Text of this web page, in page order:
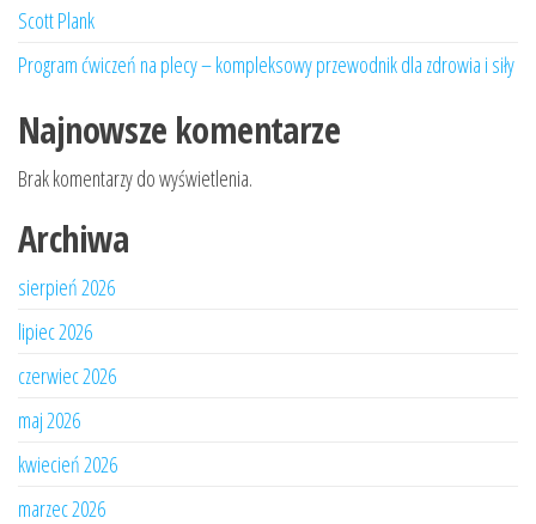
Scott Plank
Program ćwiczeń na plecy – kompleksowy przewodnik dla zdrowia i siły
Najnowsze komentarze
Brak komentarzy do wyświetlenia.
Archiwa
sierpień 2026
lipiec 2026
czerwiec 2026
maj 2026
kwiecień 2026
marzec 2026